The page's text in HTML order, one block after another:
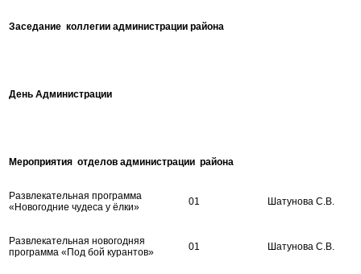
Заседание коллегии администрации района
День Администрации
Мероприятия отделов администрации района
Развлекательная программа
«Новогодние чудеса у ёлки»
01 Шатунова С.В.
Развлекательная новогодняя
программа «Под бой курантов»
01 Шатунова С.В.